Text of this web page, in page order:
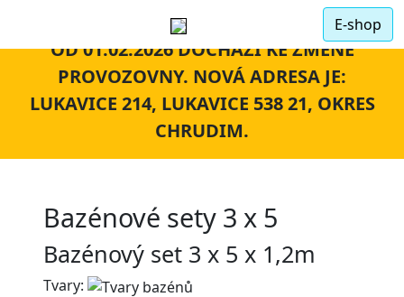
E-shop
OD 01.02.2026 DOCHÁZÍ KE ZMĚNĚ
PROVOZOVNY. NOVÁ ADRESA JE:
LUKAVICE 214, LUKAVICE 538 21, OKRES
CHRUDIM.
Bazénové sety 3 x 5
Bazénový set 3 x 5 x 1,2m
Tvary: